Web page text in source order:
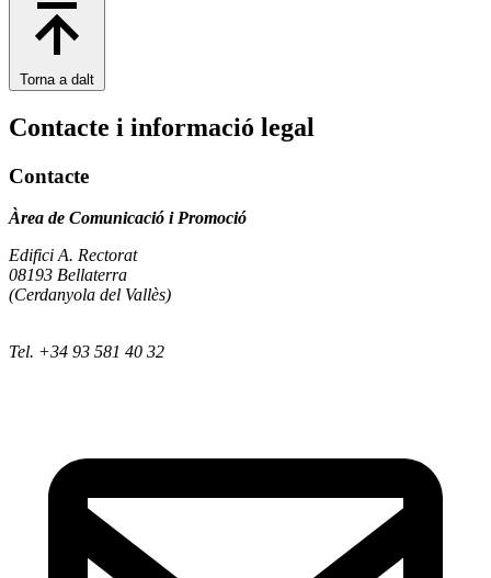
Torna a dalt
Contacte i informació legal
Contacte
Àrea de Comunicació i Promoció
Edifici A. Rectorat
08193 Bellaterra
(Cerdanyola del Vallès)
Tel. +34 93 581 40 32